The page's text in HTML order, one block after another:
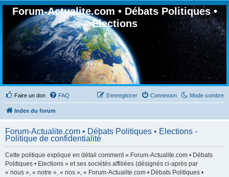
Forum-Actualite.com • Débats Politiques •
Elections
Faire un don Mode sombre
FAQ Connexion
S’enregistrer
Index du forum
Forum-Actualite.com • Débats Politiques • Elections -
Politique de confidentialité
Cette politique explique en détail comment « Forum-Actualite.com • Débats
Politiques • Elections » et ses sociétés affiliées (désignés ci-après par
« nous », « notre », « nos », « Forum-Actualite.com • Débats Politiques •